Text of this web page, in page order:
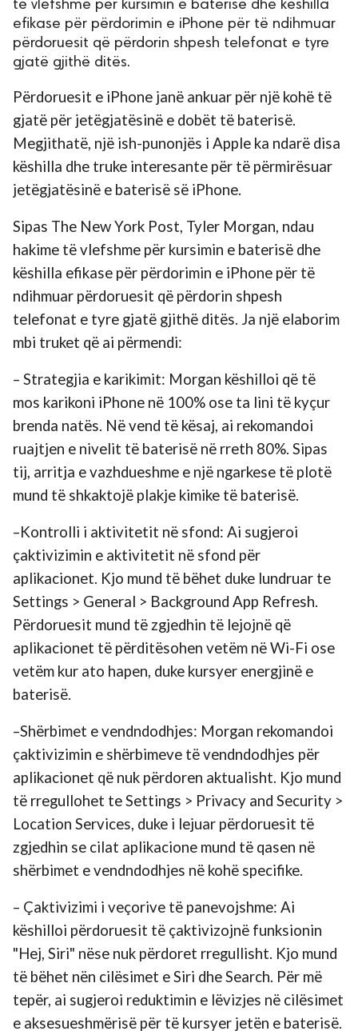
të vlefshme për kursimin e baterisë dhe këshilla
efikase për përdorimin e iPhone për të ndihmuar
përdoruesit që përdorin shpesh telefonat e tyre
gjatë gjithë ditës.
Përdoruesit e iPhone janë ankuar për një kohë të
gjatë për jetëgjatësinë e dobët të baterisë.
Megjithatë, një ish-punonjës i Apple ka ndarë disa
këshilla dhe truke interesante për të përmirësuar
jetëgjatësinë e baterisë së iPhone.
Sipas The New York Post, Tyler Morgan, ndau
hakime të vlefshme për kursimin e baterisë dhe
këshilla efikase për përdorimin e iPhone për të
ndihmuar përdoruesit që përdorin shpesh
telefonat e tyre gjatë gjithë ditës. Ja një elaborim
mbi truket që ai përmendi:
– Strategjia e karikimit: Morgan këshilloi që të
mos karikoni iPhone në 100% ose ta lini të kyçur
brenda natës. Në vend të kësaj, ai rekomandoi
ruajtjen e nivelit të baterisë në rreth 80%. Sipas
tij, arritja e vazhdueshme e një ngarkese të plotë
mund të shkaktojë plakje kimike të baterisë.
–Kontrolli i aktivitetit në sfond: Ai sugjeroi
çaktivizimin e aktivitetit në sfond për
aplikacionet. Kjo mund të bëhet duke lundruar te
Settings > General > Background App Refresh.
Përdoruesit mund të zgjedhin të lejojnë që
aplikacionet të përditësohen vetëm në Wi-Fi ose
vetëm kur ato hapen, duke kursyer energjinë e
baterisë.
–Shërbimet e vendndodhjes: Morgan rekomandoi
çaktivizimin e shërbimeve të vendndodhjes për
aplikacionet që nuk përdoren aktualisht. Kjo mund
të rregullohet te Settings > Privacy and Security >
Location Services, duke i lejuar përdoruesit të
zgjedhin se cilat aplikacione mund të qasen në
shërbimet e vendndodhjes në kohë specifike.
– Çaktivizimi i veçorive të panevojshme: Ai
këshilloi përdoruesit të çaktivizojnë funksionin
"Hej, Siri" nëse nuk përdoret rregullisht. Kjo mund
të bëhet nën cilësimet e Siri dhe Search. Për më
tepër, ai sugjeroi reduktimin e lëvizjes në cilësimet
e aksesueshmërisë për të kursyer jetën e baterisë.